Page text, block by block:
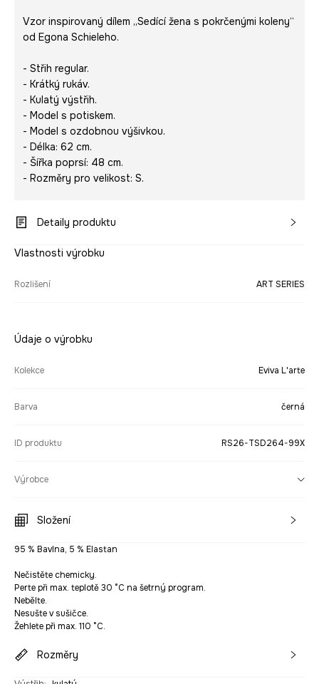
Vzor inspirovaný dílem „Sedící žena s pokrčenými koleny“
od Egona Schieleho.
- Střih regular.
- Krátký rukáv.
- Kulatý výstřih.
- Model s potiskem.
- Model s ozdobnou výšivkou.
- Délka: 62 cm.
- Šířka poprsí: 48 cm.
- Rozměry pro velikost: S.
Detaily produktu
Vlastnosti výrobku
Rozlišení ART SERIES
Údaje o výrobku
Kolekce Eviva L'arte
Barva černá
ID produktu RS26-TSD264-99X
Výrobce
Složení
95 % Bavlna, 5 % Elastan
Nečistěte chemicky.
Perte při max. teplotě 30 °C na šetrný program.
Nebělte.
Nesušte v sušičce.
Žehlete při max. 110 °C.
Rozměry